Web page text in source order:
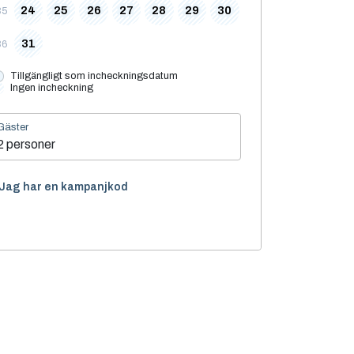
24 25 26 27 28 29 30
31
Tillgängligt som incheckningsdatum
Ingen incheckning
personer
Jag har en kampanjkod